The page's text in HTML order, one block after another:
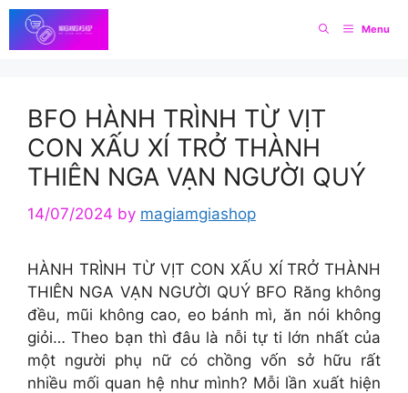
Skip
to
content
Menu
BFO HÀNH TRÌNH TỪ VỊT
CON XẤU XÍ TRỞ THÀNH
THIÊN NGA VẠN NGƯỜI QUÝ
14/07/2024 by magiamgiashop
HÀNH TRÌNH TỪ VỊT CON XẤU XÍ TRỞ THÀNH
THIÊN NGA VẠN NGƯỜI QUÝ BFO Răng không
đều, mũi không cao, eo bánh mì, ăn nói không
giỏi… Theo bạn thì đâu là nỗi tự ti lớn nhất của
một người phụ nữ có chồng vốn sở hữu rất
nhiều mối quan hệ như mình? Mỗi lần xuất hiện